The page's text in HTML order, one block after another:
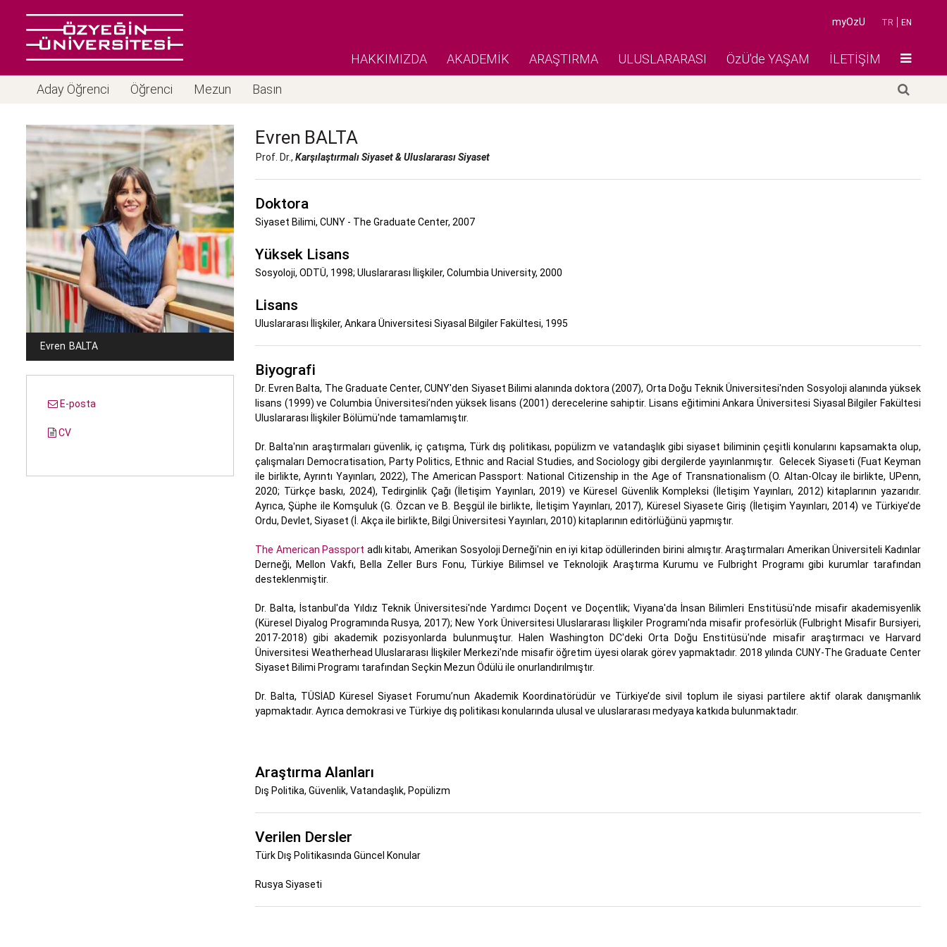
TR EN
myOzU
HAKKIMIZDA AKADEMİK ARAŞTIRMA ULUSLARARASI ÖzÜ'de YAŞAM İLETİŞİM
Aday Öğrenci Öğrenci Mezun Basın
Evren BALTA
E-posta
CV
Evren BALTA
Prof. Dr., Karşılaştırmalı Siyaset & Uluslararası Siyaset
Doktora
Siyaset Bilimi, CUNY - The Graduate Center, 2007
Yüksek Lisans
Sosyoloji, ODTÜ, 1998; Uluslararası İlişkiler, Columbia University, 2000
Lisans
Uluslararası İlişkiler, Ankara Üniversitesi Siyasal Bilgiler Fakültesi, 1995
Biyografi
Dr. Evren Balta, The Graduate Center, CUNY'den Siyaset Bilimi alanında doktora (2007), Orta Doğu Teknik Üniversitesi'nden Sosyoloji alanında yüksek
lisans (1999) ve Columbia Üniversitesi’nden yüksek lisans (2001) derecelerine sahiptir. Lisans eğitimini Ankara Üniversitesi Siyasal Bilgiler Fakültesi
Uluslararası İlişkiler Bölümü'nde tamamlamıştır.
Dr. Balta'nın araştırmaları güvenlik, iç çatışma, Türk dış politikası, popülizm ve vatandaşlık gibi siyaset biliminin çeşitli konularını kapsamakta olup,
çalışmaları Democratisation, Party Politics, Ethnic and Racial Studies, and Sociology gibi dergilerde yayınlanmıştır. Gelecek Siyaseti (Fuat Keyman
ile birlikte, Ayrıntı Yayınları, 2022), The American Passport: National Citizenship in the Age of Transnationalism (O. Altan-Olcay ile birlikte, UPenn,
2020; Türkçe baskı, 2024), Tedirginlik Çağı (İletişim Yayınları, 2019) ve Küresel Güvenlik Kompleksi (İletişim Yayınları, 2012) kitaplarının yazarıdır.
Ayrıca, Şüphe ile Komşuluk (G. Özcan ve B. Beşgül ile birlikte, İletişim Yayınları, 2017), Küresel Siyasete Giriş (İletişim Yayınları, 2014) ve Türkiye’de
Ordu, Devlet, Siyaset (İ. Akça ile birlikte, Bilgi Üniversitesi Yayınları, 2010) kitaplarının editörlüğünü yapmıştır.
The American Passport adlı kitabı, Amerikan Sosyoloji Derneği'nin en iyi kitap ödüllerinden birini almıştır. Araştırmaları Amerikan Üniversiteli Kadınlar
Derneği, Mellon Vakfı, Bella Zeller Burs Fonu, Türkiye Bilimsel ve Teknolojik Araştırma Kurumu ve Fulbright Programı gibi kurumlar tarafından
desteklenmiştir.
Dr. Balta, İstanbul'da Yıldız Teknik Üniversitesi'nde Yardımcı Doçent ve Doçentlik; Viyana'da İnsan Bilimleri Enstitüsü'nde misafir akademisyenlik
(Küresel Diyalog Programında Rusya, 2017); New York Üniversitesi Uluslararası İlişkiler Programı'nda misafir profesörlük (Fulbright Misafir Bursiyeri,
2017-2018) gibi akademik pozisyonlarda bulunmuştur. Halen Washington DC'deki Orta Doğu Enstitüsü'nde misafir araştırmacı ve Harvard
Üniversitesi Weatherhead Uluslararası İlişkiler Merkezi'nde misafir öğretim üyesi olarak görev yapmaktadır. 2018 yılında CUNY-The Graduate Center
Siyaset Bilimi Programı tarafından Seçkin Mezun Ödülü ile onurlandırılmıştır.
Dr. Balta, TÜSİAD Küresel Siyaset Forumu’nun Akademik Koordinatörüdür ve Türkiye’de sivil toplum ile siyasi partilere aktif olarak danışmanlık
yapmaktadır. Ayrıca demokrasi ve Türkiye dış politikası konularında ulusal ve uluslararası medyaya katkıda bulunmaktadır.
Araştırma Alanları
Dış Politika, Güvenlik, Vatandaşlık, Popülizm
Verilen Dersler
Türk Dış Politikasında Güncel Konular
Rusya Siyaseti